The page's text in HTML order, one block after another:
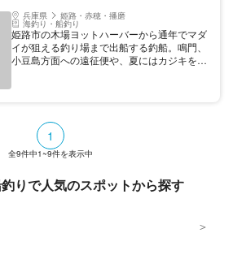
兵庫県 姫路・赤穂・播磨
海釣り・船釣り
姫路市の木場ヨットハーバーから通年でマダ
イが狙える釣り場まで出船する釣船。鳴門、
小豆島方面への遠征便や、夏にはカジキを求
1
全9件中1~9件を表示中
りで人気のスポットから探す